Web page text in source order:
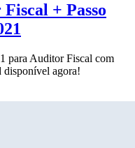
+ Passo
para Auditor Fiscal com
disponível agora!